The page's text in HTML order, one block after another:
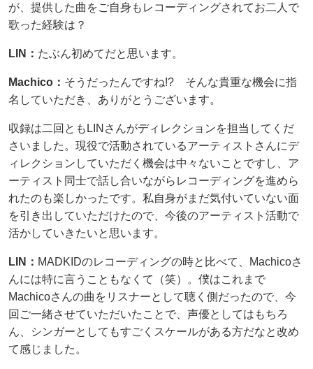
が、提供した曲をご自身もレコーディングされてお二人で
歌った経験は？
LIN： たぶん初めてだと思います。
Machico： そうだったんですね!? そんな貴重な機会に指
名していただき、ありがとうございます。
収録は二回ともLINさんがディレクションを担当してくだ
さいました。現役で活動されているアーティストさんにデ
ィレクションしていただく機会は中々ないことですし、ア
ーティスト同士で話し合いながらレコーディングを進めら
れたのも楽しかったです。私自身がまだ気付いていない面
を引き出していただけたので、今後のアーティスト活動で
活かしていきたいと思います。
LIN： MADKIDのレコーディングの時と比べて、Machicoさ
んには特に言うこともなくて（笑）。僕はこれまで
Machicoさんの曲をリスナーとして聴く側だったので、今
回ご一緒させていただいたことで、声優としてはもちろ
ん、シンガーとしてもすごくスケールがある方だなと改め
て感じました。